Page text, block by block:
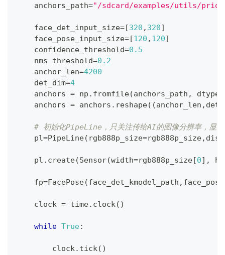
    anchors_path
="/sdcard/examples/utils/
    face_det_input_size
=[320 , 320]
    face_pose_input_size
=[120 , 120]
    confidence_threshold
=0.5
    nms_threshold
=0.2
    anchor_len
=4200
    det_dim
=4
    anchors
= np . fromfile(anchors_path , dtype
    anchors
= anchors . reshape( (anchor_len ,
# 初始化PipeLine，只关注传给AI的图像分辨率，显示
    pl
=PipeLine( rgb888p_size=rgb888p_size,
    pl
. create(Sensor(width=rgb888p_size[0] ,
    fp
=FacePose(face_det_kmodel_path ,
    clock
= time. clock( )
while True:
        clock
. tick( )